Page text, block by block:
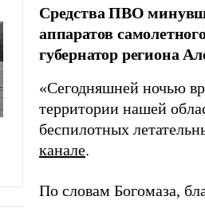
Средства ПВО
аппаратов
губернатор региона
«Сегодняшней ночью
территории нашей
беспилотных
канале.
По словам Богомаза,